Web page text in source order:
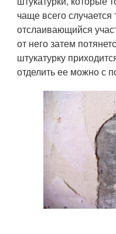
чаще всего
отслаивающийся
от него затем
штукатурку
отделить ее можно с